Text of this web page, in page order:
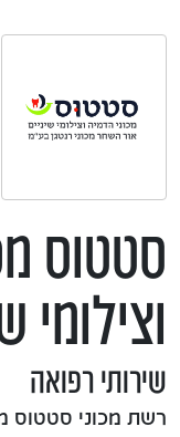
סטטוס
וצילומי
שירותי רפואה
רשת מכוני סטטוס